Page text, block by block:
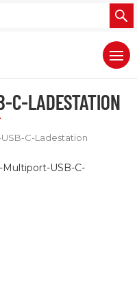
C-LADESTATION
C-Ladestation
USB-C-